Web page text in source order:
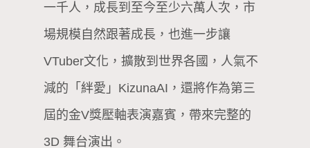
一千人，成長到至今至少六萬人次，市
場規模自然跟著成長，也進一步讓
VTuber文化，擴散到世界各國，人氣不
減的「絆愛」KizunaAI，還將作為第三
屆的金V獎壓軸表演嘉賓，帶來完整的
3D 舞台演出。